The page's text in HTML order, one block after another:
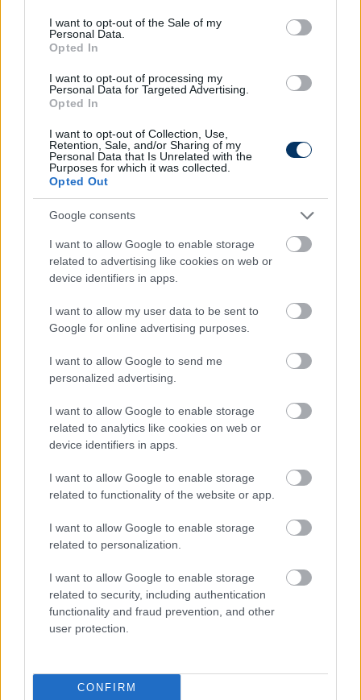
consent section.
I want to opt-out of the Sale of my
Personal Data.
Opted In
I want to opt-out of processing my
Personal Data for Targeted Advertising.
Opted In
I want to opt-out of Collection, Use,
Retention, Sale, and/or Sharing of my
Personal Data that Is Unrelated with the
Purposes for which it was collected.
Opted Out
Google consents
I want to allow Google to enable storage
related to advertising like cookies on web or
device identifiers in apps.
I want to allow my user data to be sent to
Google for online advertising purposes.
I want to allow Google to send me
personalized advertising.
I want to allow Google to enable storage
related to analytics like cookies on web or
device identifiers in apps.
I want to allow Google to enable storage
related to functionality of the website or app.
I want to allow Google to enable storage
related to personalization.
I want to allow Google to enable storage
related to security, including authentication
functionality and fraud prevention, and other
user protection.
CONFIRM
hátrányban vannak. De az egyik kulcs az lesz, hogy
nekünk is támadnunk kell, és gólt kell szereznünk. A
megnyerjük a meccset, aztán a végéhez közeledve
ez változhat– idézik
sajtótájékoztatón elhangzott szavait.
4. Fókuszban a pontrúgások
Hangsúlyozzák, hogy az európai mérkőzések
gyakran hajszálon múlnak,
szabadrúgások - kedd este is döntőek lehetnek.
Az FCM ebben a szezonban még nem kapott gólt
ilyen helyzetekből, ha pedig támadásban az ebből
kínálkozó lehetőségeknél is még élesebbek tudnak
lenni, akkor nagy lépést tehetnek a továbbjutás felé.
5. Kezelni kell a hőt
meg fogja közelíteni a 30 fokot, ezért a hőség is
lehet olyan tényező, amellyel az FCM játékosainak
meg kell majd küzdeniük. Már hétfőn is a folyadék-
és sóegyensúly fenntartására helyezték a hangsúlyt,
például elektrolitok és különféle energiaitalok
segítségével. Kedden egy extra meccs előtti
hidratációs tesztet is végeznek, hogy minden
játékos a megfelelő állapotban legyen, amikor a
Olvastad már?